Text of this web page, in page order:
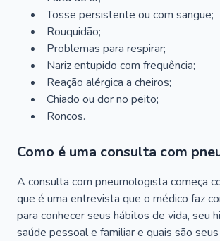
Tosse persistente ou com sangue;
Rouquidão;
Problemas para respirar;
Nariz entupido com frequência;
Reação alérgica a cheiros;
Chiado ou dor no peito;
Roncos.
Como é uma consulta com
A consulta com pneumologista começa
que é uma entrevista que o médico faz
para conhecer seus hábitos de vida, seu
saúde pessoal e familiar e quais são